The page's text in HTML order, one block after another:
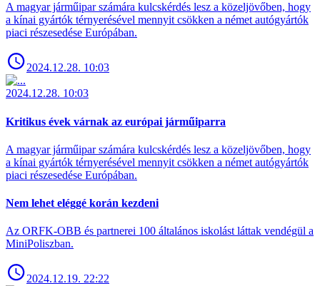
A magyar járműipar számára kulcskérdés lesz a közeljövőben, hogy
a kínai gyártók térnyerésével mennyit csökken a német autógyártók
piaci részesedése Európában.
2024.12.28. 10:03
2024.12.28. 10:03
Kritikus évek várnak az európai járműiparra
A magyar járműipar számára kulcskérdés lesz a közeljövőben, hogy
a kínai gyártók térnyerésével mennyit csökken a német autógyártók
piaci részesedése Európában.
Nem lehet eléggé korán kezdeni
Az ORFK-OBB és partnerei 100 általános iskolást láttak vendégül a
MiniPoliszban.
2024.12.19. 22:22